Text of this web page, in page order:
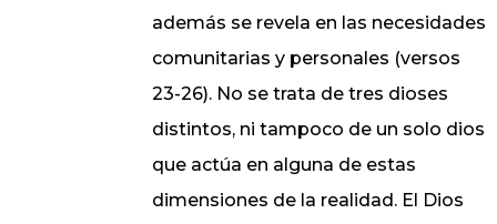
además se revela en las necesidades
comunitarias y personales (versos
23-26). No se trata de tres dioses
distintos, ni tampoco de un solo dios
que actúa en alguna de estas
dimensiones de la realidad. El Dios